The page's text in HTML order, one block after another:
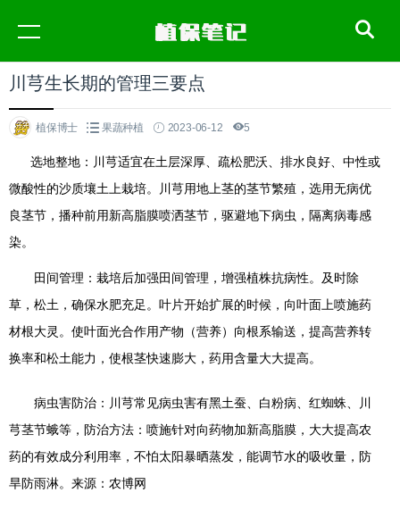
川芎生长期的管理三要点
植保博士 果蔬种植 2023-06-12 5
选地整地：川芎适宜在土层深厚、疏松肥沃、排水良好、中性或
微酸性的沙质壤土上栽培。川芎用地上茎的茎节繁殖，选用无病优
良茎节，播种前用新高脂膜喷洒茎节，驱避地下病虫，隔离病毒感
染。
田间管理：栽培后加强田间管理，增强植株抗病性。及时除
草，松土，确保水肥充足。叶片开始扩展的时候，向叶面上喷施药
材根大灵。使叶面光合作用产物（营养）向根系输送，提高营养转
换率和松土能力，使根茎快速膨大，药用含量大大提高。
病虫害防治：川芎常见病虫害有黑土蚕、白粉病、红蜘蛛、川
芎茎节蛾等，防治方法：喷施针对向药物加新高脂膜，大大提高农
药的有效成分利用率，不怕太阳暴晒蒸发，能调节水的吸收量，防
旱防雨淋。来源：农博网